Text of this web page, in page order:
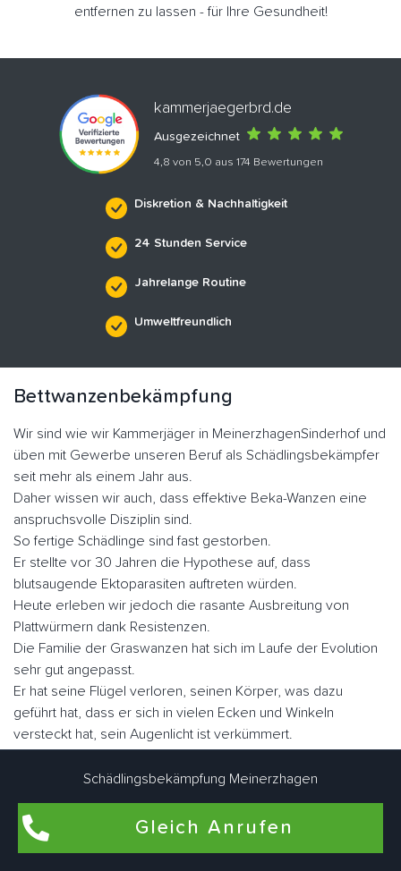
entfernen zu lassen - für Ihre Gesundheit!
kammerjaegerbrd.de
Ausgezeichnet
4,8 von 5,0 aus 174 Bewertungen
Diskretion & Nachhaltigkeit
24 Stunden Service
Jahrelange Routine
Umweltfreundlich
Bettwanzenbekämpfung
Wir sind wie wir Kammerjäger in MeinerzhagenSinderhof und
üben mit Gewerbe unseren Beruf als Schädlingsbekämpfer
seit mehr als einem Jahr aus.
Daher wissen wir auch, dass effektive Beka-Wanzen eine
anspruchsvolle Disziplin sind.
So fertige Schädlinge sind fast gestorben.
Er stellte vor 30 Jahren die Hypothese auf, dass
blutsaugende Ektoparasiten auftreten würden.
Heute erleben wir jedoch die rasante Ausbreitung von
Plattwürmern dank Resistenzen.
Die Familie der Graswanzen hat sich im Laufe der Evolution
sehr gut angepasst.
Er hat seine Flügel verloren, seinen Körper, was dazu
geführt hat, dass er sich in vielen Ecken und Winkeln
versteckt hat, sein Augenlicht ist verkümmert.
Wenn Sie sie schnell betrachten, ähneln sie in Größe und
Es gibt ungefähr fünf Millionen Parasiten, wenn sie nüchtern
sind, aber sie können eine Größe von fast einem Zoll
Schädlingsbekämpfung Meinerzhagen
Gleich Anrufen